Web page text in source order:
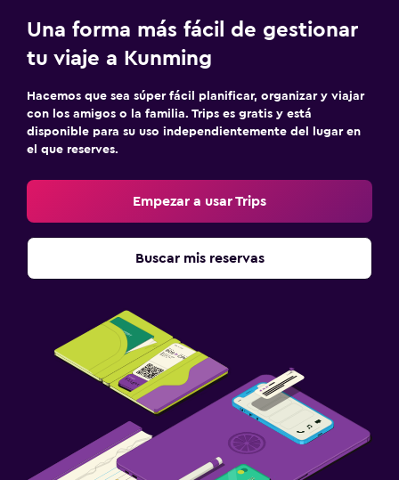
Una forma más fácil de gestionar
tu viaje a Kunming
Hacemos que sea súper fácil planificar, organizar y viajar
con los amigos o la familia. Trips es gratis y está
disponible para su uso independientemente del lugar en
el que reserves.
Empezar a usar Trips
Buscar mis reservas